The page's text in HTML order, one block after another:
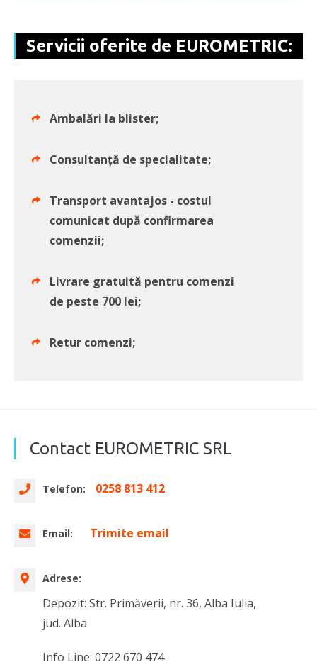
Servicii oferite de EUROMETRIC:
Ambalări la blister;
Consultanță de specialitate;
Transport avantajos - costul
comunicat după confirmarea
comenzii;
Livrare gratuită pentru comenzi
de peste 700 lei;
Retur comenzi;
Contact EUROMETRIC SRL
Telefon: 0258 813 412
Email: Trimite email
Adrese:
Depozit: Str. Primăverii, nr. 36, Alba Iulia,
jud. Alba
Info Line: 0722 670 474